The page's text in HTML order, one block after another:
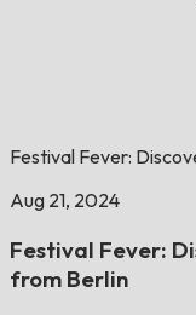
Festival Fever:
Aug 21, 2024
Festival Fever:
from Berlin